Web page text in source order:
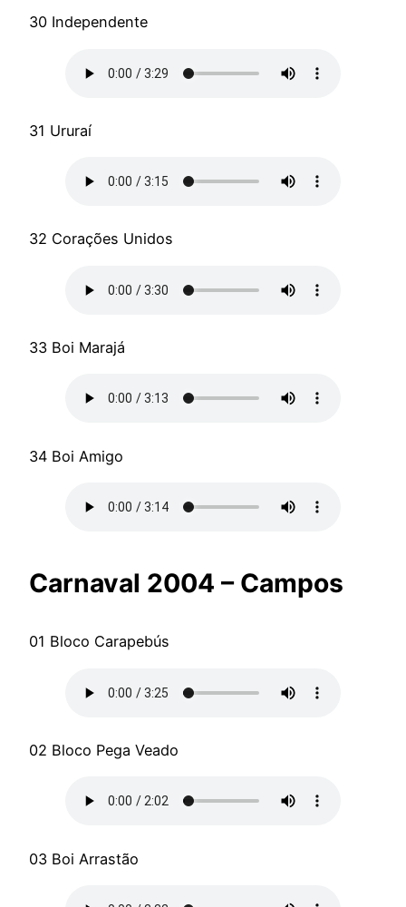
30 Independente
31 Ururaí
32 Corações Unidos
33 Boi Marajá
34 Boi Amigo
Carnaval 2004 – Campos
01 Bloco Carapebús
02 Bloco Pega Veado
03 Boi Arrastão